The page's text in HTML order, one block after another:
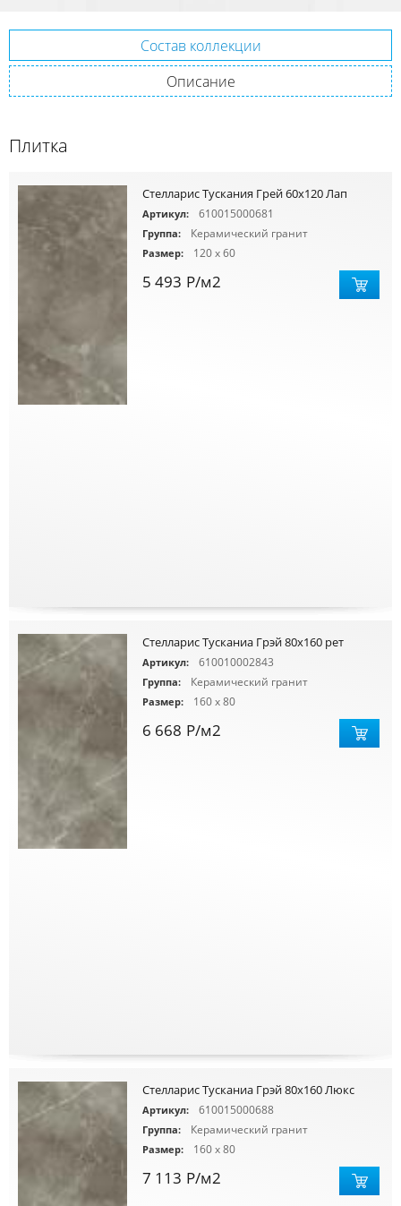
Состав коллекции
Описание
Плитка
Стелларис Тускания Грей 60х120 Лап
Артикул: 610015000681
Группа: Керамический гранит
Размер: 120 x 60
5 493 Р/м2
Стелларис Тусканиа Грэй 80х160 рет
Артикул: 610010002843
Группа: Керамический гранит
Размер: 160 x 80
6 668 Р/м2
Стелларис Тусканиа Грэй 80х160 Люкс
Артикул: 610015000688
Группа: Керамический гранит
Размер: 160 x 80
7 113 Р/м2